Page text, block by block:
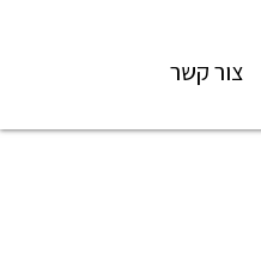
צור קשר